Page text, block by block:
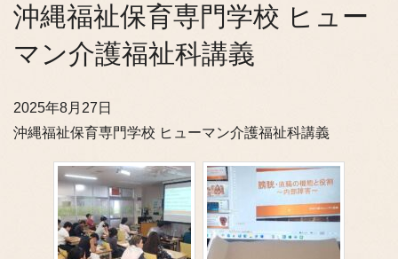
沖縄福祉保育専門学校 ヒュー
マン介護福祉科講義
2025年8月27日
沖縄福祉保育専門学校 ヒューマン介護福祉科講義